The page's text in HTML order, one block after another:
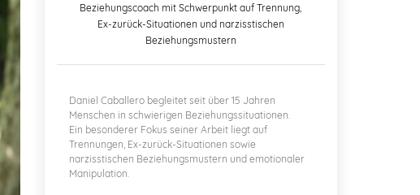
Beziehungscoach mit Schwerpunkt auf Trennung,
Ex-zurück-Situationen und narzisstischen
Beziehungsmustern
Daniel Caballero begleitet seit über 15 Jahren
Menschen in schwierigen Beziehungssituationen.
Ein besonderer Fokus seiner Arbeit liegt auf
Trennungen, Ex-zurück-Situationen sowie
narzisstischen Beziehungsmustern und emotionaler
Manipulation.